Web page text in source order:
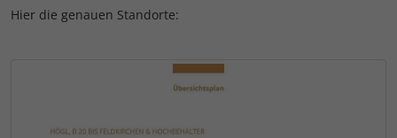
Hier die genauen Standorte: